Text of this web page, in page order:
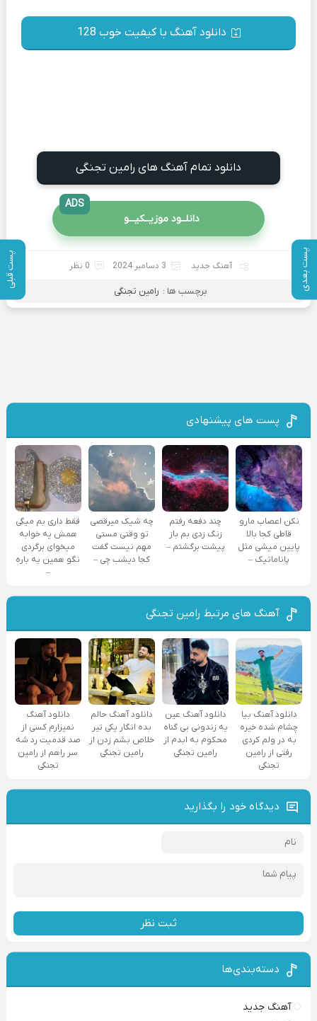
پست بعدی پست قبلی
دانلود آهنگ با کیفیت خوب 128
دانلود تمام آهنگ های رامین تجنگی
دانلــود موزیــکیـــو
ADS
آهنگ جدید 3 دسامبر 2024 0 نظر
برچسب ها : رامین تجنگی
پست های پیشنهادی
نکن اعصاب مارو
قاطی کجا بالا
پایین میشی مثل
پاناماتیک –
چند دفعه رفتم
زنگ زدی بم باز
پیشت برگشتم –
چه شیک میرقصی
تو وقتی مستی
مهم نیست گفت
کجا دیشب چی –
فقط داری بم میگی
همش یه خوابه
میخوای برگردی
نگو همین یه باره
–
آهنگ های مرتبط رامین تجنگی
دانلود آهنگ بیا
چشام شده خیره
به در ولم کردی
رفتی از رامین
تجنگی
دانلود آهنگ عین
یه زندونی بی گناه
محکوم به ابدم از
رامین تجنگی
دانلود آهنگ حالم
بده انگار یکی تیر
خلاص بشم زدن از
رامین تجنگی
دانلود آهنگ
نمیزارم کسی از
صد قدمیت رد شه
سر راهم از رامین
تجنگی
دیدگاه خود را بگذارید
ثبت نظر
دسته‌بندی‌ها
آهنگ جدید